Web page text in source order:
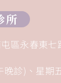
所
區永春東七
晚診)、星期